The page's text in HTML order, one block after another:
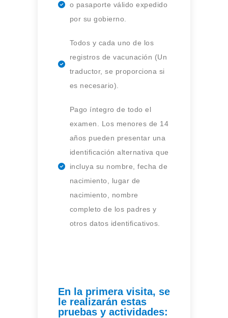
o pasaporte válido expedido
por su gobierno.
Todos y cada uno de los
registros de vacunación (Un
traductor, se proporciona si
es necesario).
Pago íntegro de todo el
examen. Los menores de 14
años pueden presentar una
identificación alternativa que
incluya su nombre, fecha de
nacimiento, lugar de
nacimiento, nombre
completo de los padres y
otros datos identificativos.
En la primera visita, se
le realizarán estas
pruebas y actividades: